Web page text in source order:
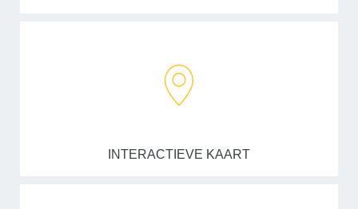
INTERACTIEVE KAART